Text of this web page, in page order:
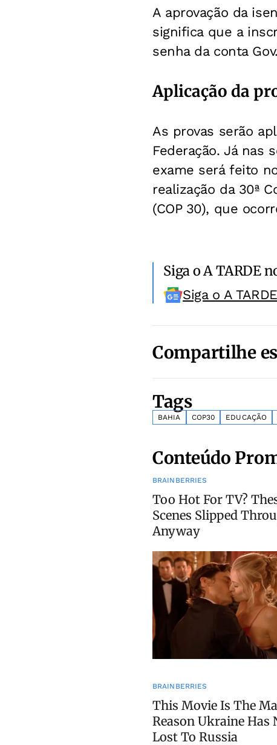
A aprovação da
significa que a
senha da conta
Aplicação da
As provas serão
Federação. Já nas
exame será feito
realização da 30ª
(COP 30), que
Siga o A TARDE
Siga o A
Compartilhe
Tags
BAHIA COP30 EDUCAÇÃO